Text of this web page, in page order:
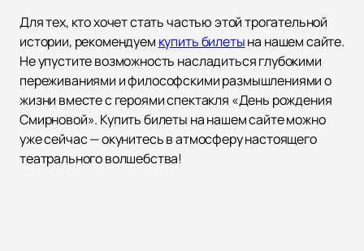
Для тех, кто хочет стать частью этой трогательной
истории, рекомендуем купить билетына нашем сайте.
Не упустите возможность насладиться глубокими
переживаниями и философскими размышлениями о
жизни вместе с героями спектакля «День рождения
Смирновой». Купить билеты на нашем сайте можно
уже сейчас — окунитесь в атмосферу настоящего
театрального волшебства!